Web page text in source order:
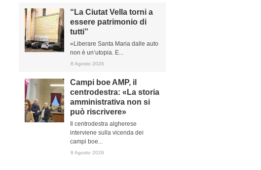
“La Ciutat Vella torni a
essere patrimonio di
tutti”
«Liberare Santa Maria dalle auto
non è un’utopia. E...
8 Agosto 2026
Campi boe AMP, il
centrodestra: «La storia
amministrativa non si
può riscrivere»
Il centrodestra algherese
interviene sulla vicenda dei
campi boe...
8 Agosto 2026